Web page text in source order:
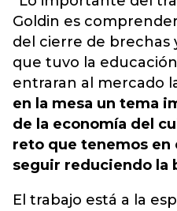
Goldin es
del cierre de brechas
que tuvo la
entraran al mercado
en la mesa un tema
de la economía del
reto que tenemos en
seguir reduciendo la
El trabajo está a la